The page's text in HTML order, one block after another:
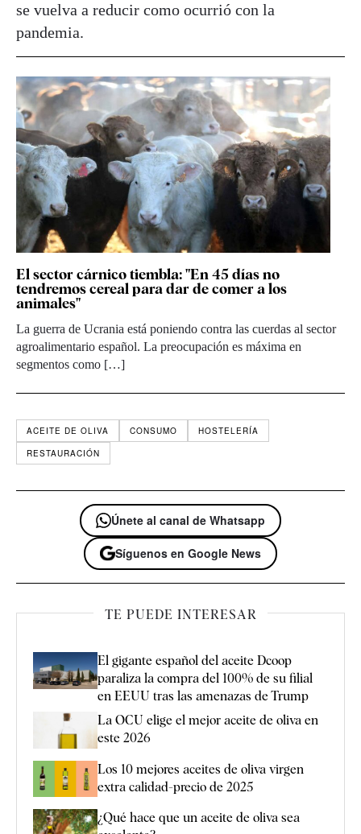
se vuelva a reducir como ocurrió con la
pandemia.
El sector cárnico tiembla: "En 45 días no
tendremos cereal para dar de comer a los
animales"
La guerra de Ucrania está poniendo contra las cuerdas al sector
agroalimentario español. La preocupación es máxima en
segmentos como […]
ACEITE DE OLIVA CONSUMO
HOSTELERÍA
RESTAURACIÓN
Únete al canal de Whatsapp
Síguenos en Google News
TE PUEDE INTERESAR
El gigante español del aceite Dcoop
paraliza la compra del 100% de su filial
en EEUU tras las amenazas de Trump
La OCU elige el mejor aceite de oliva en
este 2026
Los 10 mejores aceites de oliva virgen
extra calidad-precio de 2025
¿Qué hace que un aceite de oliva sea